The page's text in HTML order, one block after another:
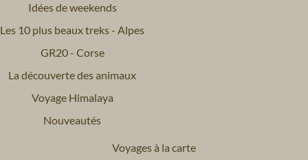
Idées de weekends
Les 10 plus beaux treks - Alpes
GR20 - Corse
La découverte des animaux
Voyage Himalaya
Nouveautés
Voyages à la carte